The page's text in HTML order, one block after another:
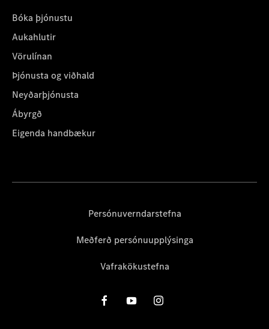
Bóka þjónustu
Aukahlutir
Vörulínan
Þjónusta og viðhald
Neyðarþjónusta
Ábyrgð
Eigenda handbækur
Persónuverndarstefna
Meðferð persónuupplýsinga
Vafrakökustefna